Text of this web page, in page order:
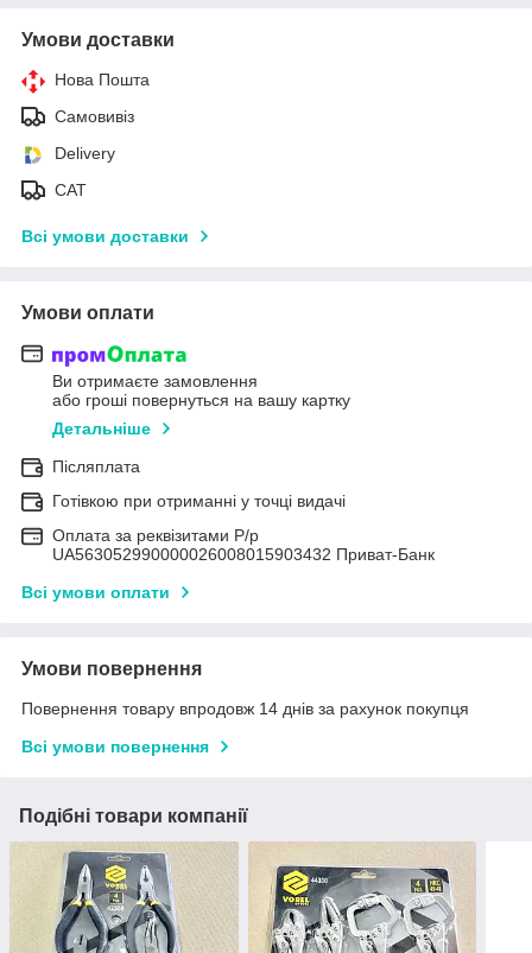
Умови доставки
Нова Пошта
Самовивіз
Delivery
САТ
Всі умови доставки
Умови оплати
Ви отримаєте замовлення
або гроші повернуться на вашу картку
Детальніше
Післяплата
Готівкою при отриманні у точці видачі
Оплата за реквізитами Р/р
UA563052990000026008015903432 Приват-Банк
Всі умови оплати
Умови повернення
Повернення товару впродовж 14 днів за рахунок покупця
Всі умови повернення
Подібні товари компанії